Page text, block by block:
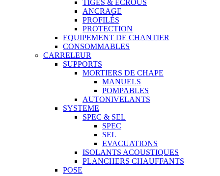
TIGES & ÉCROUS
ANCRAGE
PROFILÉS
PROTECTION
EQUIPEMENT DE CHANTIER
CONSOMMABLES
CARRELEUR
SUPPORTS
MORTIERS DE CHAPE
MANUELS
POMPABLES
AUTONIVELANTS
SYSTEME
SPEC & SEL
SPEC
SEL
EVACUATIONS
ISOLANTS ACOUSTIQUES
PLANCHERS CHAUFFANTS
POSE